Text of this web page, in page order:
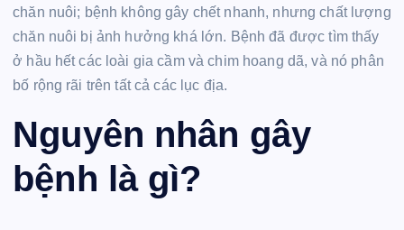
chăn nuôi; bệnh không gây chết nhanh, nhưng chất lượng
chăn nuôi bị ảnh hưởng khá lớn. Bệnh đã được tìm thấy
ở hầu hết các loài gia cầm và chim hoang dã, và nó phân
bố rộng rãi trên tất cả các lục địa.
Nguyên nhân gây
bệnh là gì?